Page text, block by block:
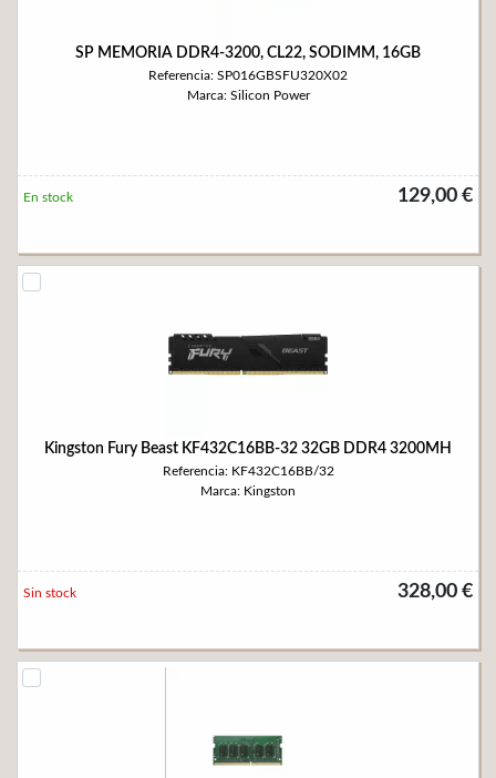
SP MEMORIA DDR4-3200, CL22, SODIMM, 16GB
Referencia: SP016GBSFU320X02
Marca: Silicon Power
129,00 €
En stock
Kingston Fury Beast KF432C16BB-32 32GB DDR4 3200MH
Referencia: KF432C16BB/32
Marca: Kingston
328,00 €
Sin stock